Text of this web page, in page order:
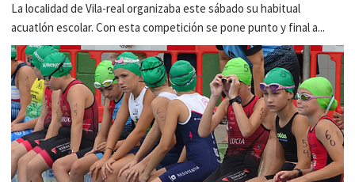
La localidad de Vila-real organizaba este sábado su habitual
acuatlón escolar. Con esta competición se pone punto y final a...